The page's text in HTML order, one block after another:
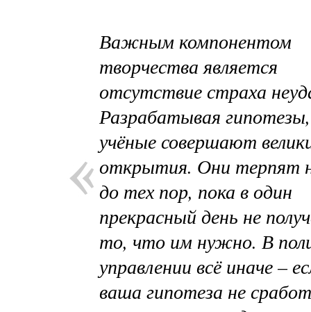
Важным компонентом
творчества является
отсутствие страха
Разрабатывая гипотезы,
учёные совершают
открытия. Они терпят
до тех пор, пока в один
прекрасный день не
то, что им нужно. В
управлении всё иначе –
ваша гипотеза не